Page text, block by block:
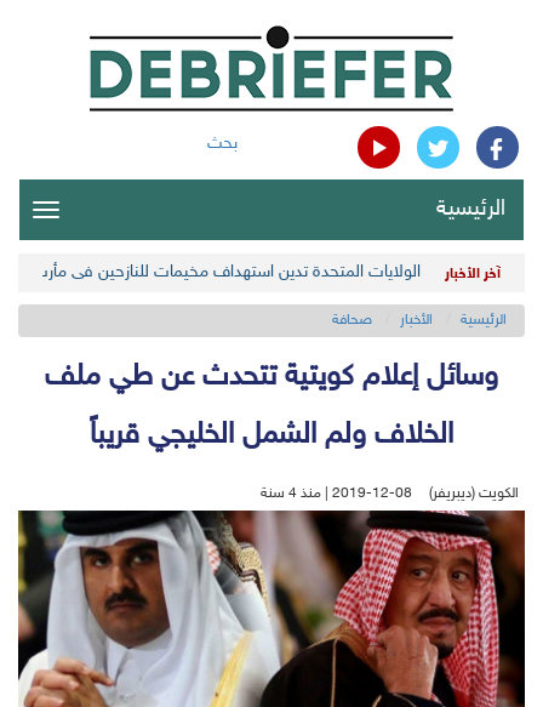
بحث
الرئيسية
آخر الأخبار الولايات المتحدة تدين استهداف مخيمات للنازحين في مأرب
الرئيسية الأخبار صحافة
وسائل إعلام كويتية تتحدث عن طي ملف
الخلاف ولم الشمل الخليجي قريباً
الكويت (ديبريفر) 2019-12-08 | منذ 4 سنة